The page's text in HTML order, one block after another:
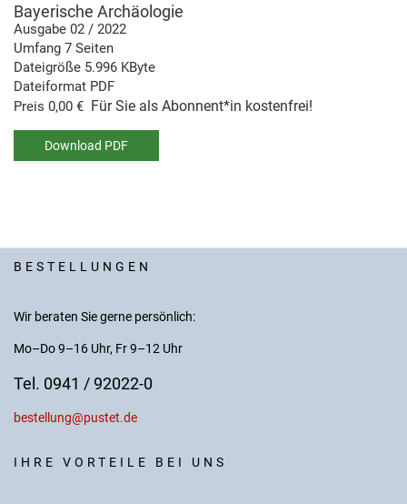
Bayerische Archäologie
Ausgabe 02 / 2022
Umfang 7 Seiten
Dateigröße 5.996 KByte
Dateiformat PDF
Preis 0,00 € Für Sie als Abonnent*in kostenfrei!
Download PDF
BESTELLUNGEN
Wir beraten Sie gerne persönlich:
Mo–Do 9–16 Uhr, Fr 9–12 Uhr
Tel. 0941 / 92022-0
bestellung@pustet.de
IHRE VORTEILE BEI UNS